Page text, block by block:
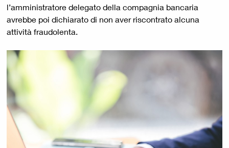
l’amministratore delegato della compagnia bancaria
avrebbe poi dichiarato di non aver riscontrato alcuna
attività fraudolenta.